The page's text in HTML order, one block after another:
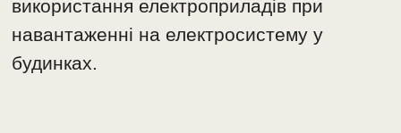
використання електроприладів при
навантаженні на електросистему у
будинках.